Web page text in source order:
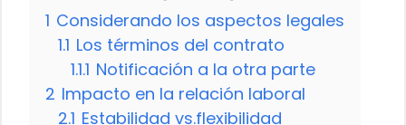
1 Considerando los aspectos legales
1.1 Los términos del contrato
1.1.1 Notificación a la otra parte
2 Impacto en la relación laboral
2.1 Estabilidad vs.flexibilidad